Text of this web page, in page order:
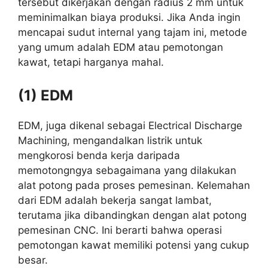
meminimalkan biaya produksi. Jika Anda ingin
mencapai sudut internal yang tajam ini, metode
yang umum adalah EDM atau pemotongan
kawat, tetapi harganya mahal.
(1) EDM
EDM, juga dikenal sebagai Electrical Discharge
Machining, mengandalkan listrik untuk
mengkorosi benda kerja daripada
memotongngya sebagaimana yang dilakukan
alat potong pada proses pemesinan. Kelemahan
dari EDM adalah bekerja sangat lambat,
terutama jika dibandingkan dengan alat potong
pemesinan CNC. Ini berarti bahwa operasi
pemotongan kawat memiliki potensi yang cukup
besar.